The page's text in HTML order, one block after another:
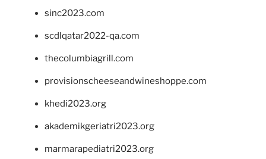
sinc2023.com
scdlqatar2022-qa.com
thecolumbiagrill.com
provisionscheeseandwineshoppe.com
khedi2023.org
akademikgeriatri2023.org
marmarapediatri2023.org